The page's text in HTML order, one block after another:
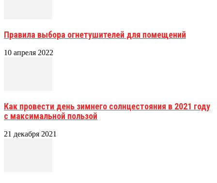
Правила выбора огнетушителей для помещений
10 апреля 2022
Как провести день зимнего солнцестояния в 2021 году
с максимальной пользой
21 декабря 2021